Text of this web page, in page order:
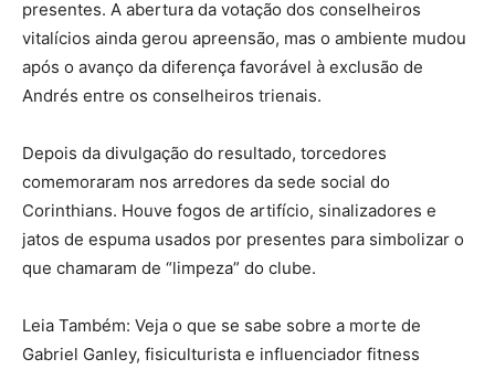
presentes. A abertura da votação dos conselheiros
vitalícios ainda gerou apreensão, mas o ambiente mudou
após o avanço da diferença favorável à exclusão de
Andrés entre os conselheiros trienais.
Depois da divulgação do resultado, torcedores
comemoraram nos arredores da sede social do
Corinthians. Houve fogos de artifício, sinalizadores e
jatos de espuma usados por presentes para simbolizar o
que chamaram de “limpeza” do clube.
Leia Também: Veja o que se sabe sobre a morte de
Gabriel Ganley, fisiculturista e influenciador fitness